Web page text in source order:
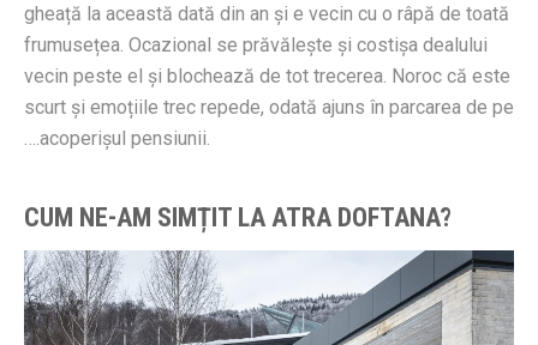
gheață la această dată din an și e vecin cu o râpă de toată
frumusețea. Ocazional se prăvălește și costișa dealului
vecin peste el și blochează de tot trecerea. Noroc că este
scurt și emoțiile trec repede, odată ajuns în parcarea de pe
….acoperișul pensiunii.
CUM NE-AM SIMȚIT LA ATRA DOFTANA?